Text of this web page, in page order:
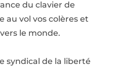
du clavier de
au vol vos colères et
le monde.
syndical de la liberté